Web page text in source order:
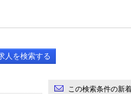
この検索条件の新